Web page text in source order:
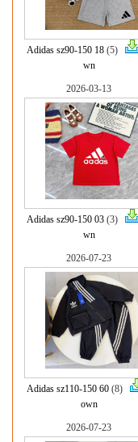
Adidas sz90-150 18(5)
wn
2026-03-13
Adidas sz90-150 03(3)
wn
2026-07-23
Adidas sz110-150 60(8)
own
2026-07-23